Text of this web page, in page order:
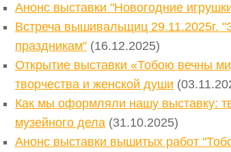
Анонс выставки "Новогодние
Встреча вышивальщиц 29.11.2025г.
праздникам" (16.12.2025)
Открытие выставки «Тобою вечны
творчества и женской души
Как мы оформляли нашу выставку:
музейного дела (31.10.2025)
Анонс выставки вышитых работ